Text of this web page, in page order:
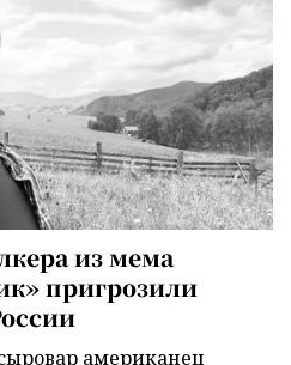
из мема
пригрозили
американец